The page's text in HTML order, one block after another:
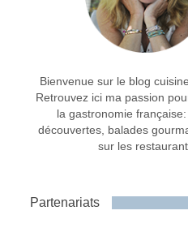
Bienvenue sur le blog
Retrouvez ici ma passion
la gastronomie française:
découvertes, balades
sur les
Partenariats